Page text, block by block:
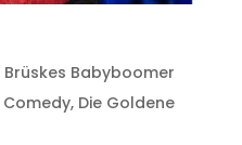
Brüskes Babyboomer
Comedy, Die Goldene